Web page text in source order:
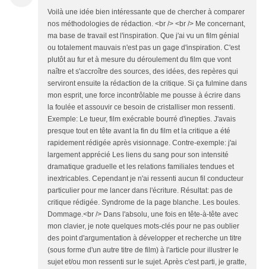
Voilà une idée bien intéressante que de chercher à comparer
nos méthodologies de rédaction. <br /> <br /> Me concernant,
ma base de travail est l'inspiration. Que j'ai vu un film génial
ou totalement mauvais n'est pas un gage d'inspiration. C'est
plutôt au fur et à mesure du déroulement du film que vont
naître et s'accroître des sources, des idées, des repères qui
serviront ensuite la rédaction de la critique. Si ça fulmine dans
mon esprit, une force incontrôlable me pousse à écrire dans
la foulée et assouvir ce besoin de cristalliser mon ressenti.
Exemple: Le tueur, film exécrable bourré d'inepties. J'avais
presque tout en tête avant la fin du film et la critique a été
rapidement rédigée après visionnage. Contre-exemple: j'ai
largement apprécié Les liens du sang pour son intensité
dramatique graduelle et les relations familiales tendues et
inextricables. Cependant je n'ai ressenti aucun fil conducteur
particulier pour me lancer dans l'écriture. Résultat: pas de
critique rédigée. Syndrome de la page blanche. Les boules.
Dommage.<br /> Dans l'absolu, une fois en tête-à-tête avec
mon clavier, je note quelques mots-clés pour ne pas oublier
des point d'argumentation à développer et recherche un titre
(sous forme d'un autre titre de film) à l'article pour illustrer le
sujet et/ou mon ressenti sur le sujet. Après c'est parti, je gratte,